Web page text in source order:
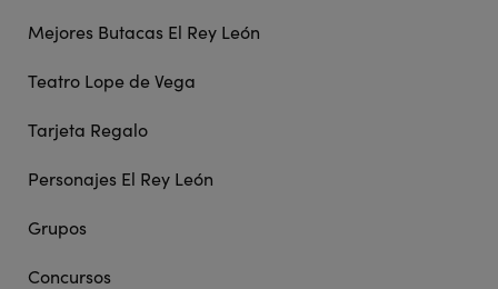
Mejores Butacas El Rey León
Teatro Lope de Vega
Tarjeta Regalo
Personajes El Rey León
Grupos
Concursos